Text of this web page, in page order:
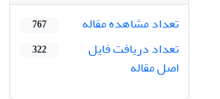
تعداد مشاهده مقاله
767
تعداد دریافت فایل
اصل مقاله
322